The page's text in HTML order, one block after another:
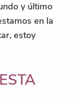
y último
en la
estoy